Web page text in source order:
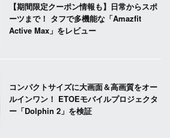
【期間限定クーポン情報も】日常からスポ
ーツまで！ タフで多機能な「Amazfit
Active Max」をレビュー
コンパクトサイズに大画面＆高画質をオー
ルインワン！ ETOEモバイルプロジェクタ
ー「Dolphin 2」を検証